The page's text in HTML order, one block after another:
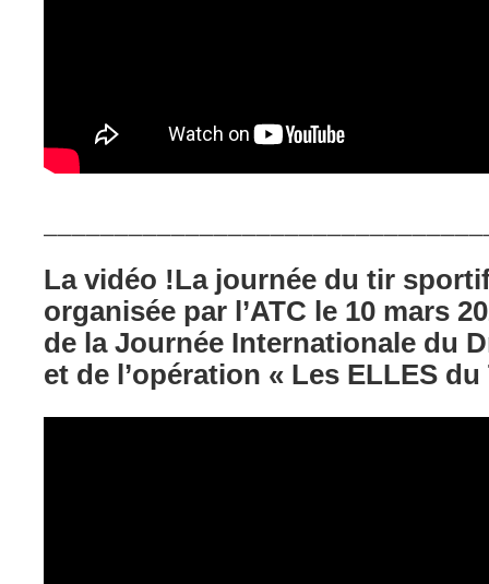
La vidéo !La journée du tir
organisée par l’ATC le 10 mars
de la Journée Internationale du
et de l’opération « Les ELLES du